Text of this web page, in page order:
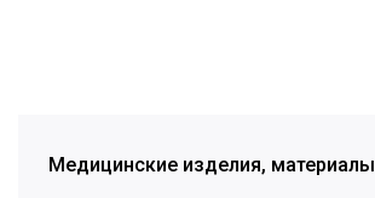
Медицинские изделия, материалы